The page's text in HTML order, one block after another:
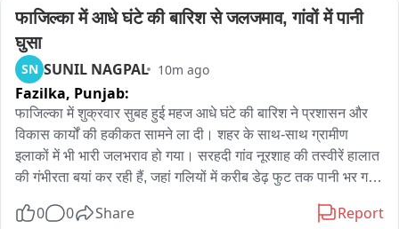
फाजिल्का में आधे घंटे की बारिश से जलजमाव, गांवों में पानी
घुसा
SN SUNIL NAGPAL 10m ago
Fazilka, Punjab:
फाजिल्का में शुक्रवार सुबह हुई महज आधे घंटे की बारिश ने प्रशासन और
विकास कार्यों की हकीकत सामने ला दी। शहर के साथ-साथ ग्रामीण
इलाकों में भी भारी जलभराव हो गया। सरहदी गांव नूरशाह की तस्वीरें हालात
की गंभीरता बयां कर रही हैं, जहां गलियों में करीब डेढ़ फुट तक पानी भर गया
0 0 Share Report